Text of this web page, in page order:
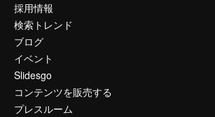
採用情報
検索トレンド
ブログ
イベント
Slidesgo
コンテンツを販売する
プレスルーム